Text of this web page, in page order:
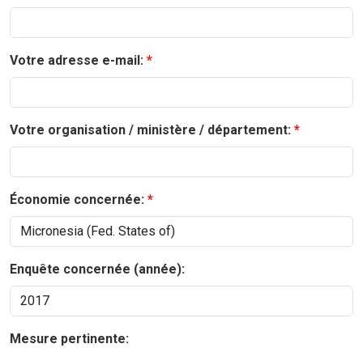
Votre adresse e-mail:
Votre organisation / ministère / département:
Économie concernée:
Enquête concernée (année):
Mesure pertinente: